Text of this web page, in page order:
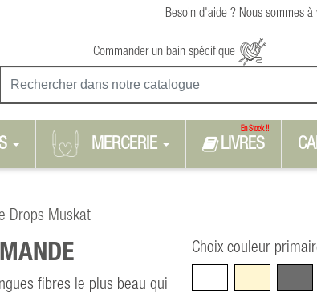
Besoin d'aide ? Nous sommes
Commander un bain spécifique
MERCERIE LIVRES
En Stock !!
Drops Muskat
fibres le plus beau qui
Choix couleur